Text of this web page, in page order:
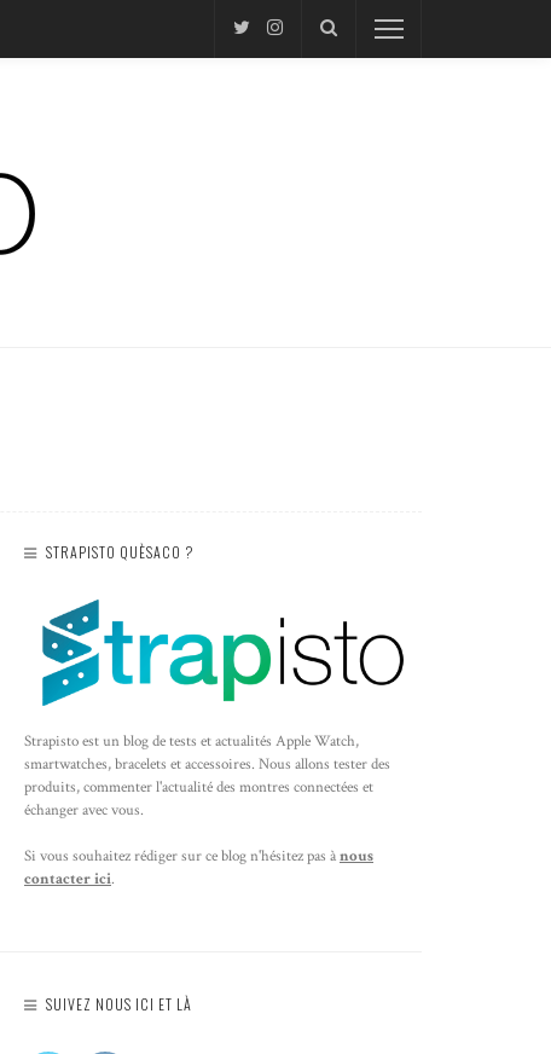
STRAPISTO QUÈSACO ?
Strapisto est un blog de tests et actualités Apple Watch,
smartwatches, bracelets et accessoires. Nous allons tester des
produits, commenter l'actualité des montres connectées et
échanger avec vous.
Si vous souhaitez rédiger sur ce blog n'hésitez pas ànous
contacter ici.
SUIVEZ NOUS ICI ET LÀ